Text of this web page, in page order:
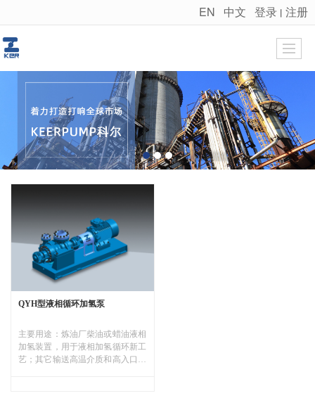
很遗憾，因您的浏览器版本过低导致无法获得最佳浏览体验，推荐下载安装谷歌浏览器！
EN 中文 登录 丨 注册
QYH型液相循环加氢泵
主要用途：炼油厂柴油或蜡油液相
加氢装置，用于液相加氢循环新工
艺；其它输送高温介质和高入口压